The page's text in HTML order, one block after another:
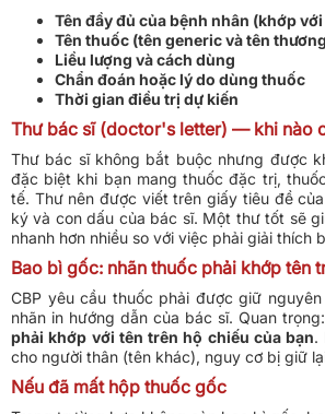
Tên đầy đủ của bệnh nhân (khớp
Tên thuốc (tên generic và tên
Liều lượng và cách dùng
Chẩn đoán hoặc lý do dùng thuốc
Thời gian điều trị dự kiến
Thư bác sĩ (doctor's letter) — khi nào
Thư bác sĩ không bắt buộc nhưng được
đặc biệt khi bạn mang thuốc đặc trị,
tế. Thư nên được viết trên giấy tiêu đề
ký và con dấu của bác sĩ. Một thư tốt sẽ
nhanh hơn nhiều so với việc phải giải thích
Bao bì gốc: nhãn thuốc phải khớp tên
CBP yêu cầu thuốc phải được giữ
nhãn in hướng dẫn của bác sĩ. Quan trọng:
phải khớp với tên trên hộ chiếu của bạn.
cho người thân (tên khác), nguy cơ bị giữ
Nếu đã mất hộp thuốc gốc